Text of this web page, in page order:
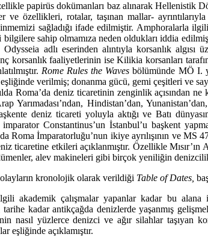
papirüs dokümanları baz alınarak Hellenistik
özellikleri, rotalar, taşınan mallar- ayrıntılarıyla
sağladığı ifade edilmiştir. Amphoralarla
sahip olmamıza neden oldukları iddia
adlı eserinden alıntıyla korsanlık
korsanlık faaliyetlerinin ise Kilikia korsanları
Rome Rules the Wavesbölümünde MÖ I.
verilmiş; donanma gücü, gemi çeşitleri ve
Roma’da deniz ticaretinin zenginlik açısından
Ya­rımadası’ndan, Hindistan’dan,
deniz ticareti yoluyla aktığı ve Batı
Constantinus’un İstanbul’u başkent
Roma İmparatorluğu’nun ikiye ayrılışının ve MS
ticaretine etkileri açıklanmış­tır. Özellikle
alev makineleri gibi birçok yeniliğin
kronolojik olarak verildiği Table of Dates,
akademik çalışmalar yapanlar kadar bu
kadar antikçağda denizlerde yaşanmış
nasıl yüzlerce de­nizci ve ağır silahlar taşıyan
eşliğinde açıklamıştır.